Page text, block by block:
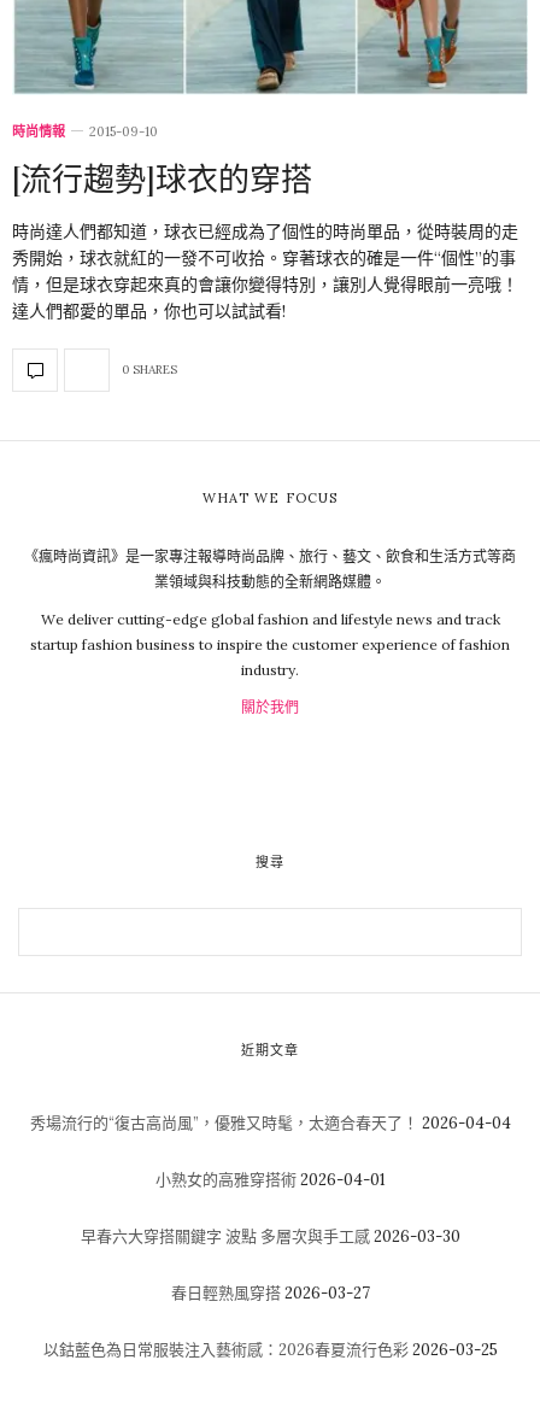
時尚情報 2015-09-10
[流行趨勢]球衣的穿搭
時尚達人們都知道，球衣已經成為了個性的時尚單品，從時裝周的走
秀開始，球衣就紅的一發不可收拾。穿著球衣的確是一件“個性”的事
情，但是球衣穿起來真的會讓你變得特別，讓別人覺得眼前一亮哦！
達人們都愛的單品，你也可以試試看!
0 SHARES
WHAT WE FOCUS
《瘋時尚資訊》是一家專注報導時尚品牌、旅行、藝文、飲食和生活方式等商
業領域與科技動態的全新網路媒體。
We deliver cutting-edge global fashion and lifestyle news and track
startup fashion business to inspire the customer experience of fashion
industry.
關於我們
搜尋
近期文章
秀場流行的“復古高尚風”，優雅又時髦，太適合春天了！ 2026-04-04
小熟女的高雅穿搭術 2026-04-01
早春六大穿搭關鍵字 波點 多層次與手工感 2026-03-30
春日輕熟風穿搭 2026-03-27
以鈷藍色為日常服裝注入藝術感：2026春夏流行色彩 2026-03-25